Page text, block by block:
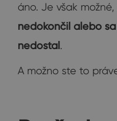
áno. Je však možné,
nedokončil alebo
nedostal .
A možno ste to